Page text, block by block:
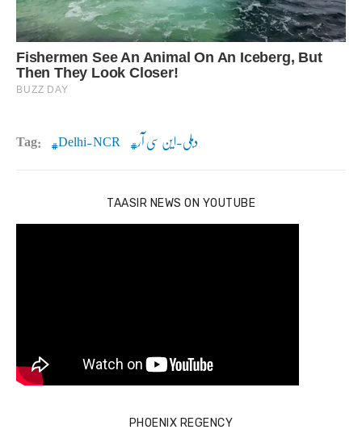
Tag: Delhi-NCR دہلی-این سی آر
TAASIR NEWS ON YOUTUBE
PHOENIX REGENCY